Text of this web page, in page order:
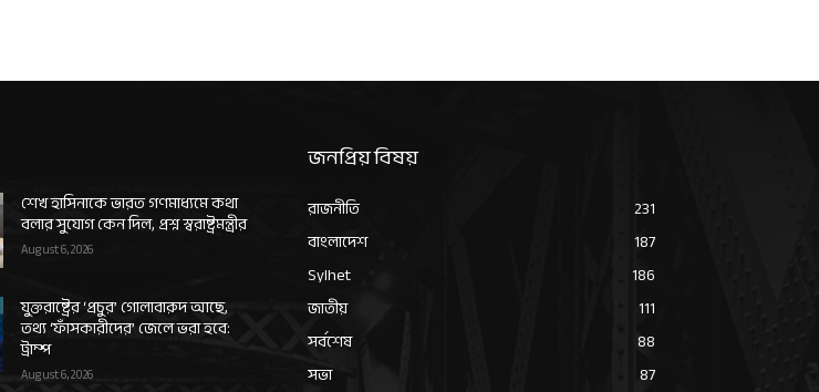
শেখ হাসিনাকে ভারত গণমাধ্যমে কথা
বলার সুযোগ কেন দিল, প্রশ্ন স্বরাষ্ট্রমন্ত্রীর
August 6, 2026
যুক্তরাষ্ট্রের ‘প্রচুর’ গোলাবারুদ আছে,
তথ্য ‘ফাঁসকারীদের’ জেলে ভরা হবে:
ট্রাম্প
August 6, 2026
জনপ্রিয় বিষয়
রাজনীতি
231
বাংলাদেশ
187
Sylhet
186
জাতীয়
111
সর্বশেষ
88
সভা
87